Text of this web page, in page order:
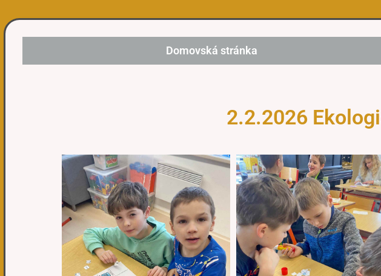
Domovská stránka
2.2.2026